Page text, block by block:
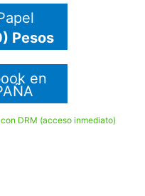
Pesos
en
DRM (acceso inmediato)